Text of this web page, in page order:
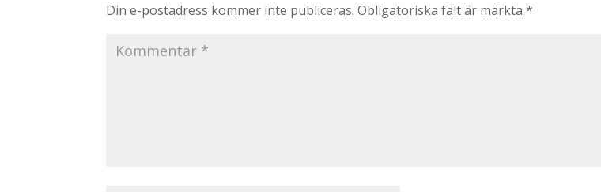
Din e-postadress kommer inte publiceras. Obligatoriska fält är märkta*